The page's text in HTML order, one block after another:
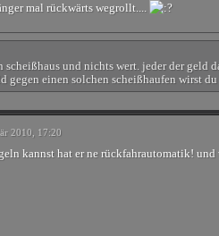
mal rückwärts wegrollt....
und nichts wert. jeder der geld
gegen einen solchen scheißhaufen wirst
2010, 17:20
kannst hat er ne rückfahrautomatik!